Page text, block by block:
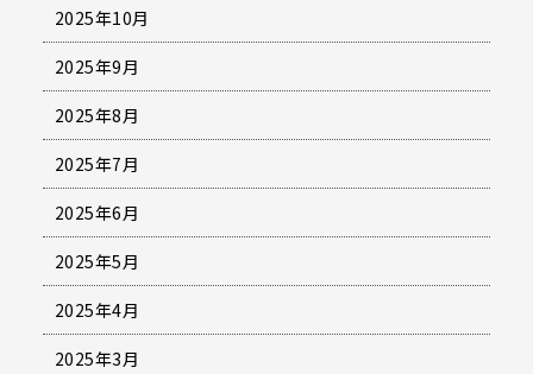
2025年10月
2025年9月
2025年8月
2025年7月
2025年6月
2025年5月
2025年4月
2025年3月